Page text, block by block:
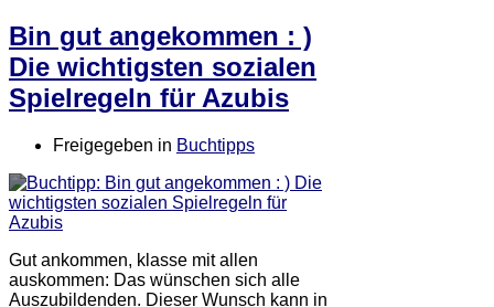
Bin gut angekommen : )
Die wichtigsten sozialen
Spielregeln für Azubis
Freigegeben in Buchtipps
Gut ankommen, klasse mit allen
auskommen: Das wünschen sich alle
Auszubildenden. Dieser Wunsch kann in